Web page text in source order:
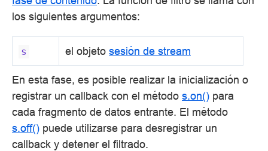
los siguientes argumentos:
s el objeto sesión de stream
En esta fase, es posible realizar la inicialización o
registrar un callback con el método s.on() para
cada fragmento de datos entrante. El método
s.off() puede utilizarse para desregistrar un
callback y detener el filtrado.